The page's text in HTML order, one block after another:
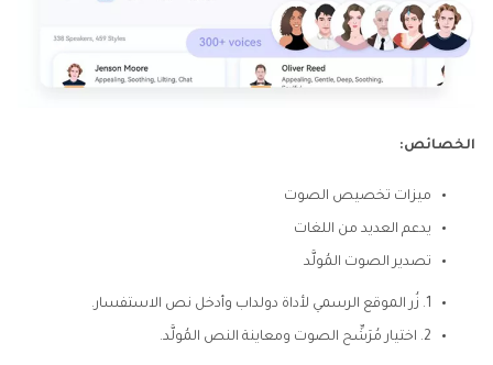
الخصائص:
ميزات تخصيص الصوت
يدعم العديد من اللغات
تصدير الصوت المُولَّد
1. زُر الموقع الرسمي لأداة دولداب وأدخل نص الاستفسار.
2. اختيار مُرَشِّح الصوت ومعاينة النص المُولَّد.